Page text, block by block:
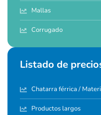
Mallas
Corrugado
Listado de
Chatarra férrica /
Productos largos